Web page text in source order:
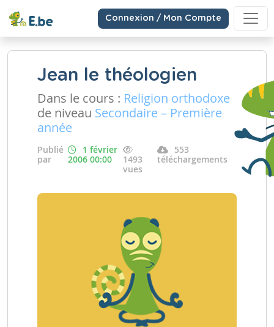
Connexion / Mon Compte
Jean le théologien
Dans le cours : Religion orthodoxe
de niveau Secondaire – Première
année
Publié
par
1 février
2006 00:00
1493
vues
553
téléchargements